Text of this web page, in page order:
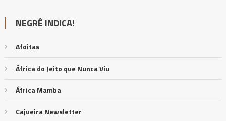
NEGRÊ INDICA!
Afoitas
África do Jeito que Nunca Viu
África Mamba
Cajueira Newsletter